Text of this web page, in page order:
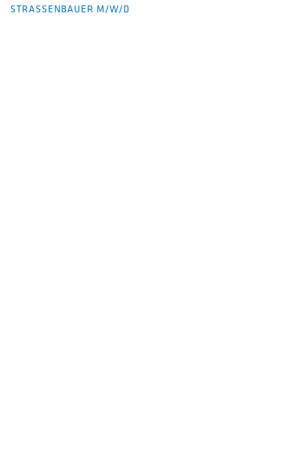
STRASSENBAUER M/W/D